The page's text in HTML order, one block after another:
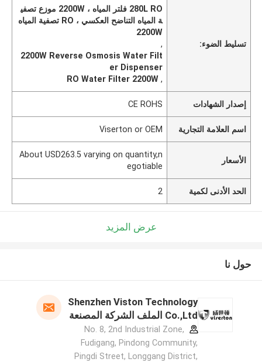
تسليط الضوء:
280L RO فلتر المياه ، 2200W موزع تصفي
ة المياه التناضح العكسي ، RO تصفية المياه
2200W
,
2200W Reverse Osmosis Water Filt
er Dispenser
,
RO Water Filter 2200W
إصدار الشهادات CE ROHS
اسم العلامة التجارية Viserton or OEM
الأسعار
About USD263.5 varying on quantity,n
egotiable
الحد الأدنى لكمية 2
عرض المزيد
حول نا
Shenzhen Viston Technology
Co.,Ltd الملف الشركة المصنعة
No. 8, 2nd Industrial Zone,
Fudigang, Pindong Community,
Pingdi Street, Longgang District,